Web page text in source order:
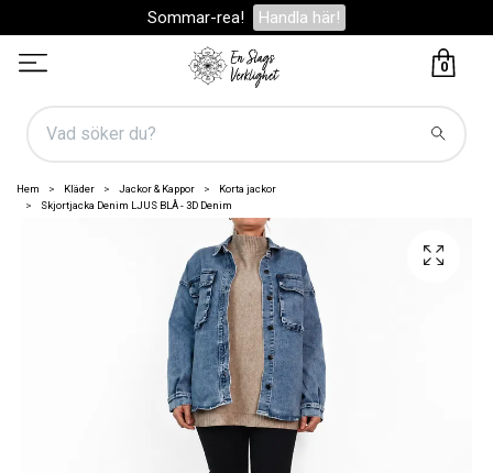
Sommar-rea! Handla här!
0
Hem Kläder Jackor & Kappor
Korta jackor
Skjortjacka Denim LJUS BLÅ - 3D Denim